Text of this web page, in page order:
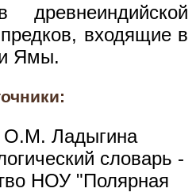
входящие в
Ямы.
Ладыгина
словарь -
НОУ "Полярная